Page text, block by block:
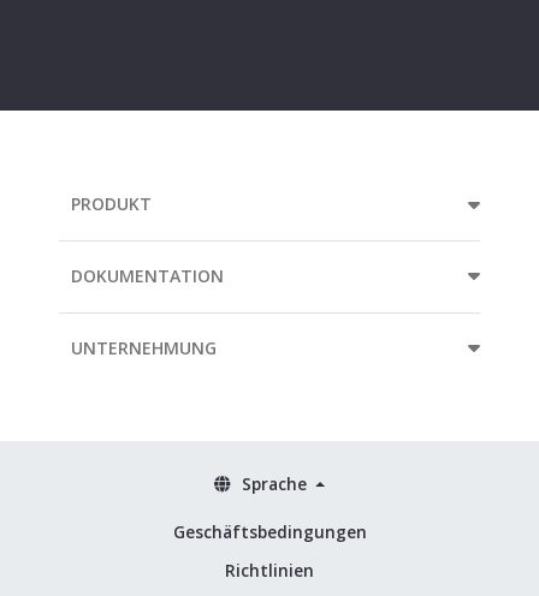
PRODUKT
DOKUMENTATION
UNTERNEHMUNG
Geschäftsbedingungen
Richtlinien
Sprache